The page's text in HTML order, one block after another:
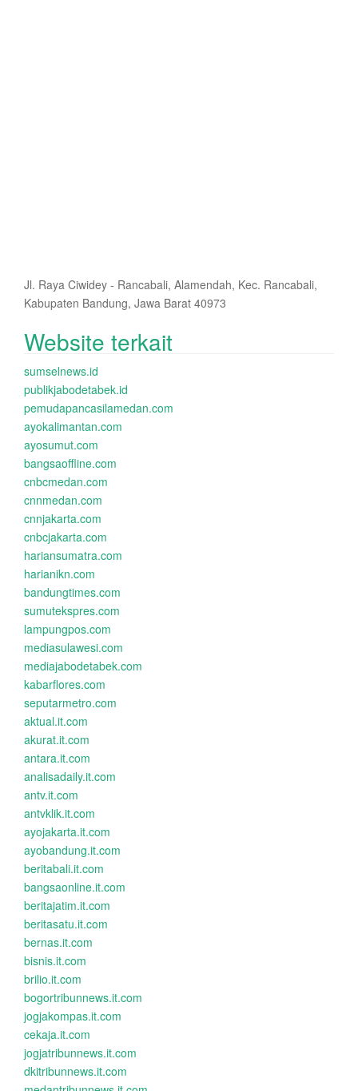
Jl. Raya Ciwidey - Rancabali, Alamendah, Kec. Rancabali,
Kabupaten Bandung, Jawa Barat 40973
Website terkait
sumselnews.id
publikjabodetabek.id
pemudapancasilamedan.com
ayokalimantan.com
ayosumut.com
bangsaoffline.com
cnbcmedan.com
cnnmedan.com
cnnjakarta.com
cnbcjakarta.com
hariansumatra.com
harianikn.com
bandungtimes.com
sumutekspres.com
lampungpos.com
mediasulawesi.com
mediajabodetabek.com
kabarflores.com
seputarmetro.com
aktual.it.com
akurat.it.com
antara.it.com
analisadaily.it.com
antv.it.com
antvklik.it.com
ayojakarta.it.com
ayobandung.it.com
beritabali.it.com
bangsaonline.it.com
beritajatim.it.com
beritasatu.it.com
bernas.it.com
bisnis.it.com
brilio.it.com
bogortribunnews.it.com
jogjakompas.it.com
cekaja.it.com
jogjatribunnews.it.com
dkitribunnews.it.com